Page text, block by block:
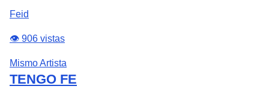
Feid
👁️ 906 vistas
Mismo Artista
TENGO FE